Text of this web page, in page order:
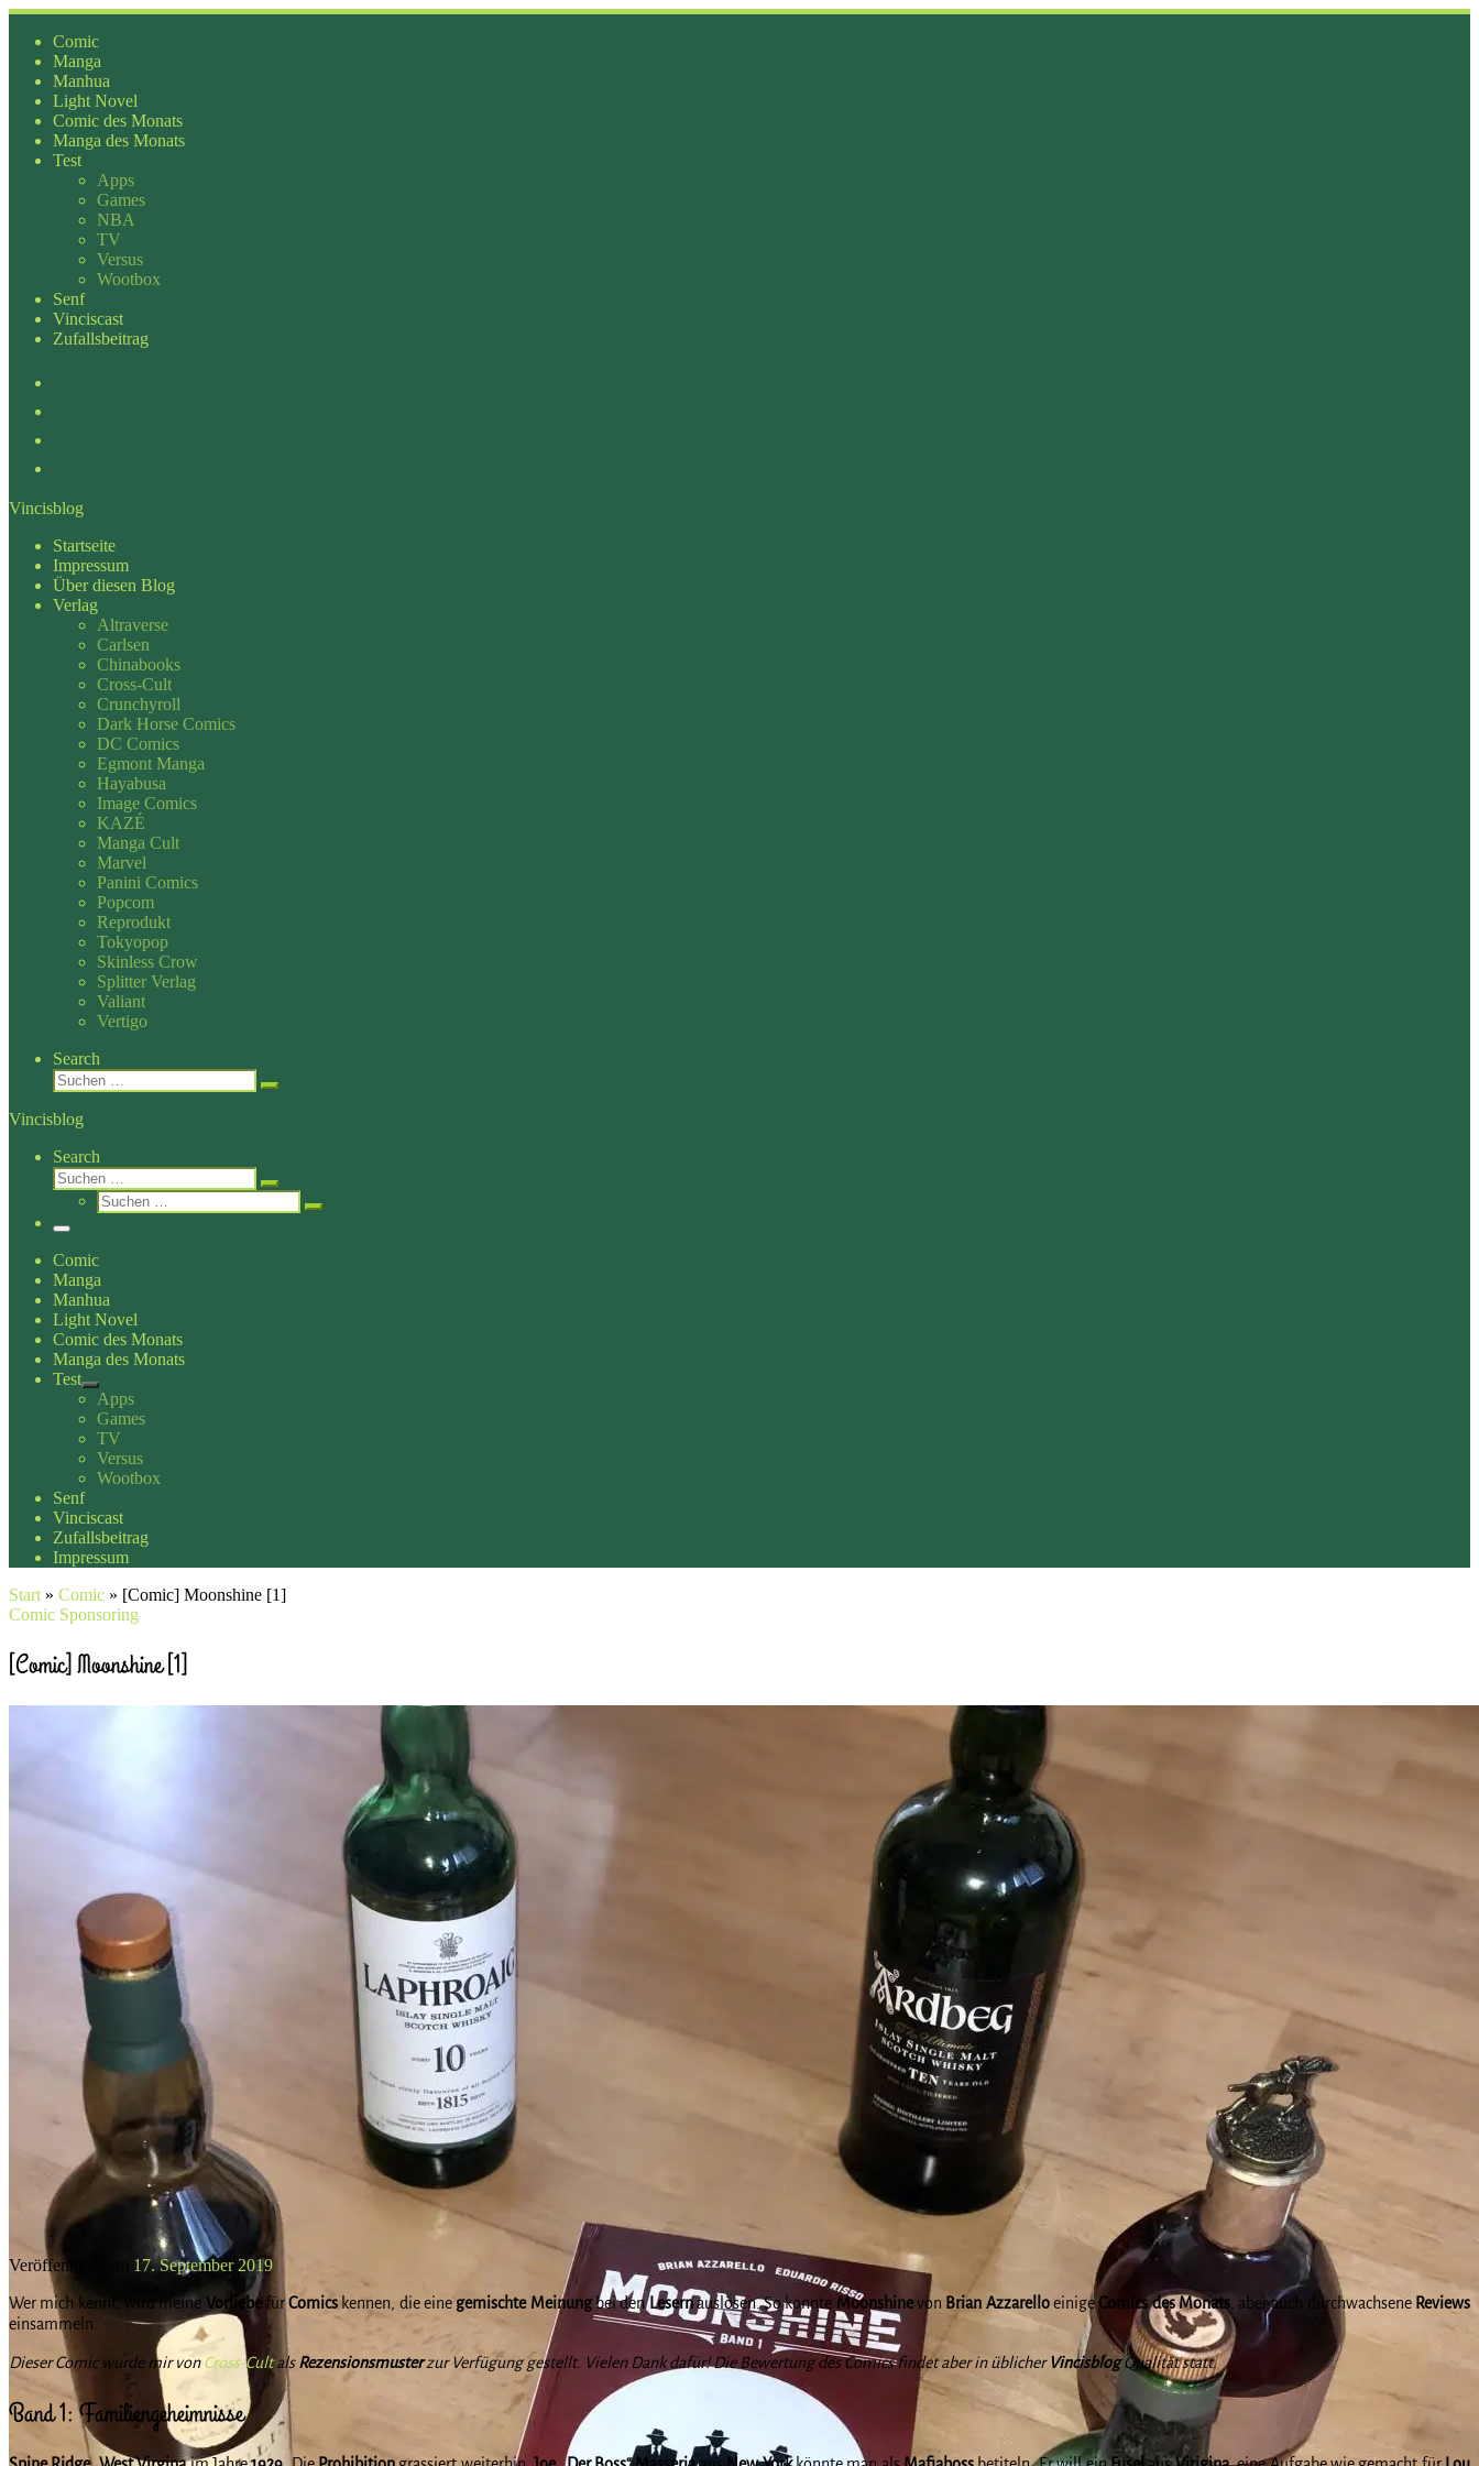
Zum
Inhalt
springen
Comic
Manga
Manhua
Light Novel
Comic des Monats
Manga des Monats
Test
Apps
Games
NBA
TV
Versus
Wootbox
Senf
Vinciscast
Zufallsbeitrag
Vincisblog
Startseite
Impressum
Über diesen Blog
Verlag
Altraverse
Carlsen
Chinabooks
Cross-Cult
Crunchyroll
Dark Horse Comics
DC Comics
Egmont Manga
Hayabusa
Image Comics
KAZÉ
Manga Cult
Marvel
Panini Comics
Popcom
Reprodukt
Tokyopop
Skinless Crow
Splitter Verlag
Valiant
Vertigo
Search
Suche
Suchen …
Vincisblog
Search
Suche
Suchen …
Suche
Suchen …
Menü
Comic
Manga
Manhua
Light Novel
Comic des Monats
Manga des Monats
Test
Apps
Games
TV
Versus
Wootbox
Senf
Vinciscast
Zufallsbeitrag
Impressum
Start » Comic » [Comic] Moonshine [1]
Comic Sponsoring
[Comic] Moonshine [1]
Veröffentlicht am 17. September 2019
Wer mich kennt, wird meine VorliebefürComics kennen, die einegemischte Meinungbei denLesernauslösen. So konnte Moonshinevon Brian AzzarelloeinigeComics des Monats, aber auch durchwachsene Reviews
einsammeln.
Dieser Comic wurde mir vonCross-CultalsRezensionsmusterzur Verfügung gestellt. Vielen Dank dafür! Die Bewertung des Comics findet aber in üblicherVincisblogQualität statt.
Band 1: Familiengeheimnisse